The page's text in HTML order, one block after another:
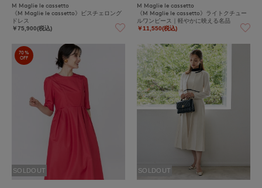
M Maglie le cassetto
《M Maglie le cassetto》ビスチェロング
ドレス
￥75,900(税込)
M Maglie le cassetto
《M Maglie le cassetto》ライトクチュー
ルワンピース｜軽やかに映える名品
￥11,550(税込)
70%
OFF
SOLDOUT SOLDOUT